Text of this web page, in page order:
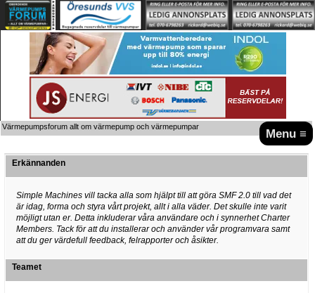
Menu ≡
Värmepumpsforum allt om värmepump och värmepumpar
Erkännanden
Simple Machines vill tacka alla som hjälpt till att göra SMF 2.0 till vad det
är idag, forma och styra vårt projekt, allt i alla väder. Det skulle inte varit
möjligt utan er. Detta inkluderar våra användare och i synnerhet Charter
Members. Tack för att du installerar och använder vår programvara samt
att du ger värdefull feedback, felrapporter och åsikter.
Teamet